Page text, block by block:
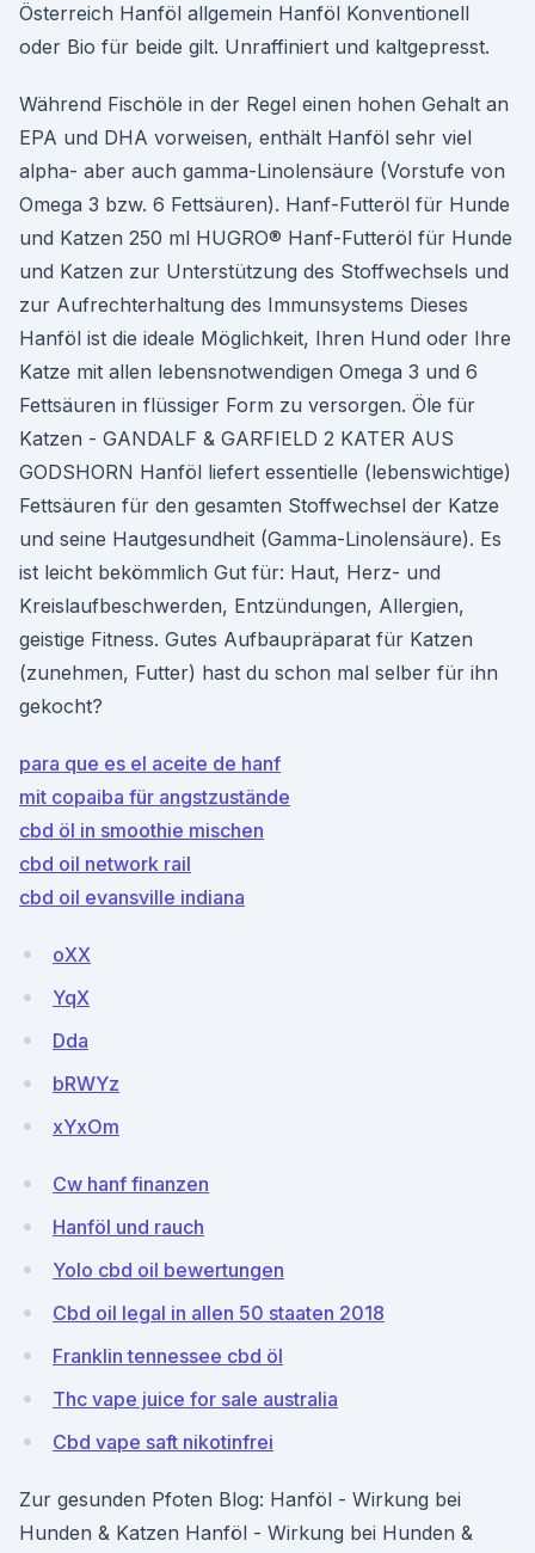
Österreich Hanföl allgemein Hanföl Konventionell
oder Bio für beide gilt. Unraffiniert und kaltgepresst.
Während Fischöle in der Regel einen hohen Gehalt an
EPA und DHA vorweisen, enthält Hanföl sehr viel
alpha- aber auch gamma-Linolensäure (Vorstufe von
Omega 3 bzw. 6 Fettsäuren). Hanf-Futteröl für Hunde
und Katzen 250 ml HUGRO® Hanf-Futteröl für Hunde
und Katzen zur Unterstützung des Stoffwechsels und
zur Aufrechterhaltung des Immunsystems Dieses
Hanföl ist die ideale Möglichkeit, Ihren Hund oder Ihre
Katze mit allen lebensnotwendigen Omega 3 und 6
Fettsäuren in flüssiger Form zu versorgen. Öle für
Katzen - GANDALF & GARFIELD 2 KATER AUS
GODSHORN Hanföl liefert essentielle (lebenswichtige)
Fettsäuren für den gesamten Stoffwechsel der Katze
und seine Hautgesundheit (Gamma-Linolensäure). Es
ist leicht bekömmlich Gut für: Haut, Herz- und
Kreislaufbeschwerden, Entzündungen, Allergien,
geistige Fitness. Gutes Aufbaupräparat für Katzen
(zunehmen, Futter) hast du schon mal selber für ihn
gekocht?
para que es el aceite de hanf
mit copaiba für angstzustände
cbd öl in smoothie mischen
cbd oil network rail
cbd oil evansville indiana
oXX
YqX
Dda
bRWYz
xYxOm
Cw hanf finanzen
Hanföl und rauch
Yolo cbd oil bewertungen
Cbd oil legal in allen 50 staaten 2018
Franklin tennessee cbd öl
Thc vape juice for sale australia
Cbd vape saft nikotinfrei
Zur gesunden Pfoten Blog: Hanföl - Wirkung bei
Hunden & Katzen Hanföl - Wirkung bei Hunden &